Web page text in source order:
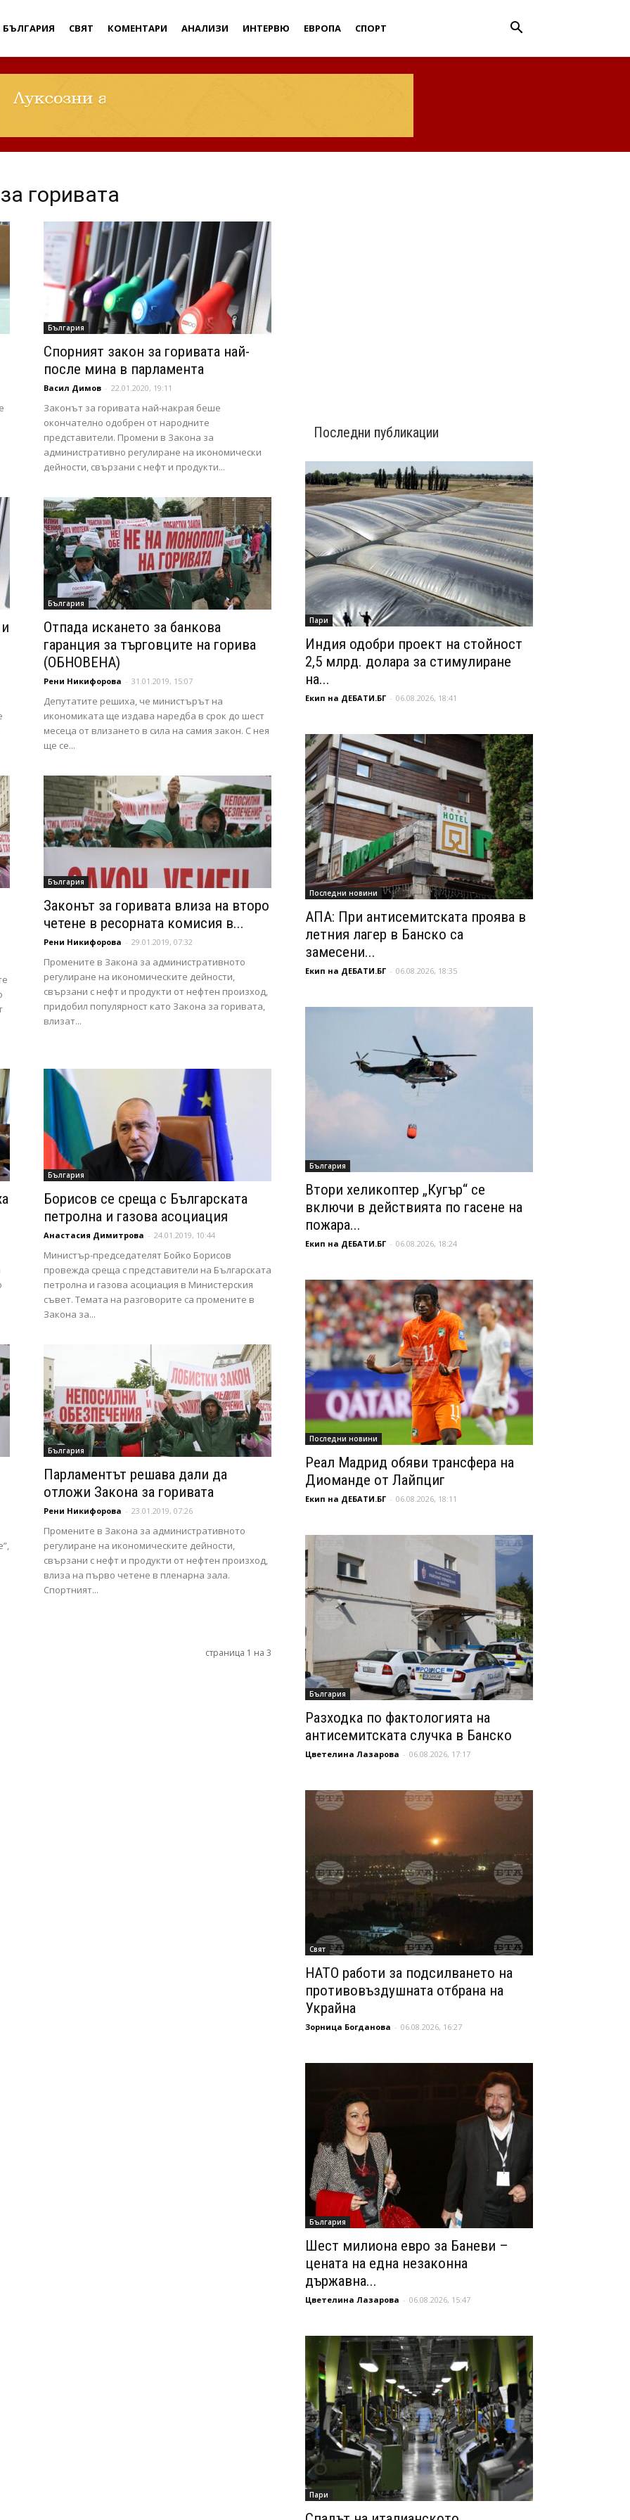
Дебати
БЪЛГАРИЯ СВЯТ КОМЕНТАРИ АНАЛИЗИ ИНТЕРВЮ ЕВРОПА СПОРТ
горивата
България
Спорният закон за горивата най-
после мина в парламента
Васил Димов - 22.01.2020, 19:11
Законът за горивата най-накрая беше
окончателно одобрен от народните
представители. Промени в Закона за
административно регулиране на икономически
дейности, свързани с нефт и продукти...
България
Отпада искането за банкова
гаранция за търговците на горива
(ОБНОВЕНА)
Рени Никифорова - 31.01.2019, 15:07
Депутатите решиха, че министърът на
икономиката ще издава наредба в срок до шест
месеца от влизането в сила на самия закон. С нея
ще се...
България
Законът за горивата влиза на второ
четене в ресорната комисия в...
Рени Никифорова - 29.01.2019, 07:32
Промените в Закона за административното
регулиране на икономическите дейности,
свързани с нефт и продукти от нефтен произход,
придобил популярност като Закона за горивата,
влизат...
България
Борисов се среща с Българската
петролна и газова асоциация
Анастасия Димитрова - 24.01.2019, 10:44
Министър-председателят Бойко Борисов
провежда среща с представители на Българската
петролна и газова асоциация в Министерския
съвет. Темата на разговорите са промените в
Закона за...
България
Парламентът решава дали да
отложи Закона за горивата
Рени Никифорова - 23.01.2019, 07:26
Промените в Закона за административното
регулиране на икономическите дейности,
свързани с нефт и продукти от нефтен произход,
влиза на първо четене в пленарна зала.
Спортният...
страница 1 на 3
Последни публикации
Пари
Индия одобри проект на стойност
2,5 млрд. долара за стимулиране
на...
Екип на ДЕБАТИ.БГ - 06.08.2026, 18:41
Последни новини
АПА: При антисемитската проява в
летния лагер в Банско са
замесени...
Екип на ДЕБАТИ.БГ - 06.08.2026, 18:35
България
Втори хеликоптер „Кугър“ се
включи в действията по гасене на
пожара...
Екип на ДЕБАТИ.БГ - 06.08.2026, 18:24
Последни новини
Реал Мадрид обяви трансфера на
Диоманде от Лайпциг
Екип на ДЕБАТИ.БГ - 06.08.2026, 18:11
България
Разходка по фактологията на
антисемитската случка в Банско
Цветелина Лазарова - 06.08.2026, 17:17
Свят
НАТО работи за подсилването на
противовъздушната отбрана на
Украйна
Зорница Богданова - 06.08.2026, 16:27
България
Шест милиона евро за Баневи –
цената на една незаконна
държавна...
Цветелина Лазарова - 06.08.2026, 15:47
Пари